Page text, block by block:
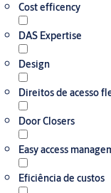
Cost efficency
DAS Expertise
Design
Direitos de acesso
Door Closers
Easy access
Eficiência de custos